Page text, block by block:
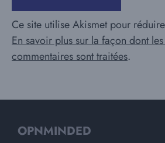
Ce site utilise Akismet pour
En savoir plus sur la façon dont
commentaires sont traitées.
OPNMINDED